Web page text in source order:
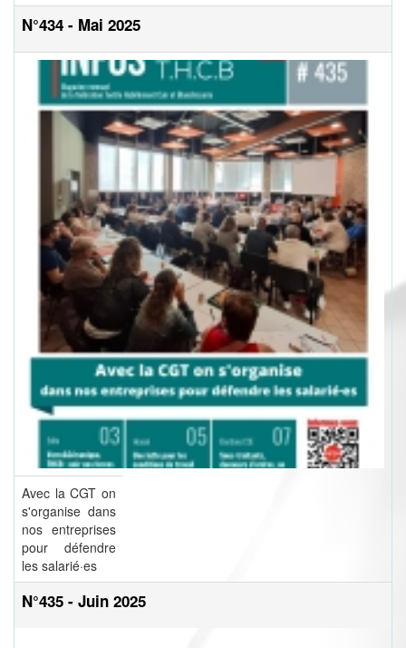
N°434 - Mai 2025
Avec la CGT on
s'organise dans
nos entreprises
pour défendre
les salarié·es
N°435 - Juin 2025